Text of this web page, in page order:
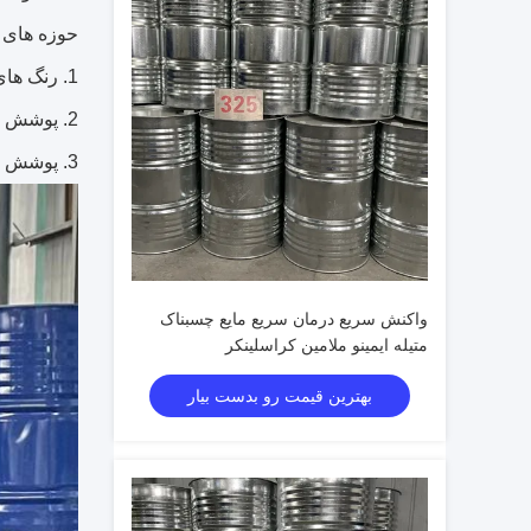
واکنش سریع درمان سریع مایع چسبناک
متیله ایمینو ملامین کراسلینکر
بهترین قیمت رو بدست بیار
حوزه های
1. رنگ های پخت صنعتی عمومی.
2. پوشش قوطی و کویل.
3. پوشش های چوبی شفاف تحت کاتالیز اسیدی.